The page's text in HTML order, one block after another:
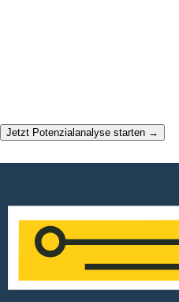
Jetzt Potenzialanalyse starten →